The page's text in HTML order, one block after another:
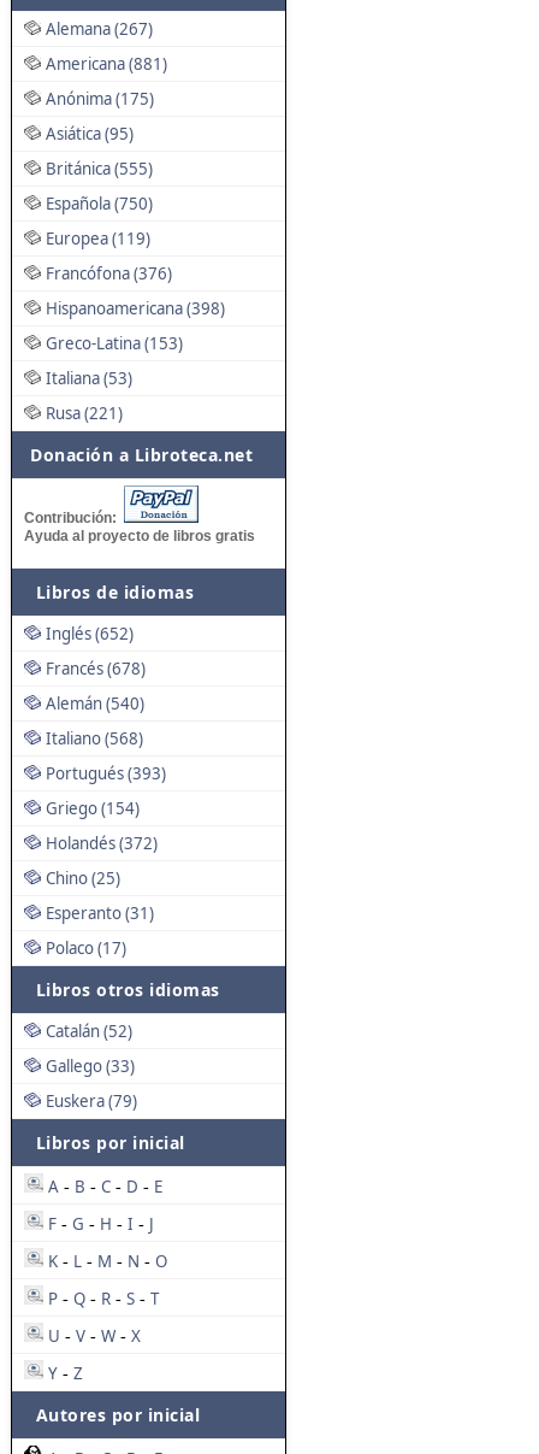
Alemana (267)
Americana (881)
Anónima (175)
Asiática (95)
Británica (555)
Española (750)
Europea (119)
Francófona (376)
Hispanoamericana (398)
Greco-Latina (153)
Italiana (53)
Rusa (221)
Donación a Libroteca.net
Contribución:
Ayuda al proyecto de libros gratis
Libros de idiomas
Inglés (652)
Francés (678)
Alemán (540)
Italiano (568)
Portugués (393)
Griego (154)
Holandés (372)
Chino (25)
Esperanto (31)
Polaco (17)
Libros otros idiomas
Catalán (52)
Gallego (33)
Euskera (79)
Libros por inicial
A - B - C - D - E
F - G - H - I - J
K - L - M - N - O
P - Q - R - S - T
U - V - W - X
Y - Z
Autores por inicial